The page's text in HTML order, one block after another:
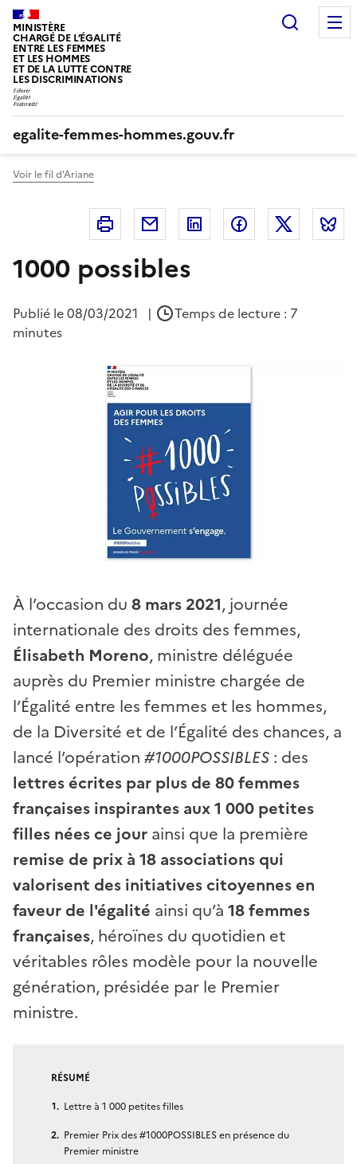
Panneau de gestion des cookies
MINISTÈRE
CHARGÉ DE L’ÉGALITÉ
ENTRE LES FEMMES
ET LES HOMMES
ET DE LA LUTTE CONTRE
LES DISCRIMINATIONS
egalite-femmes-hommes.gouv.fr
Voir le fil d'Ariane
Imprimer Courriel Linkedin FacebookTwitter
1000 possibles
Publié le08/03/2021 |
Temps de lecture : 7
minutes
À l’occasion du 8 mars 2021, journée
internationale des droits des femmes,
Élisabeth Moreno, ministre déléguée
auprès du Premier ministre chargée de
l’Égalité entre les femmes et les hommes,
de la Diversité et de l’Égalité des chances, a
lancé l’opération #1000POSSIBLES : des
lettres écrites par plus de 80 femmes
françaises inspirantes aux 1 000 petites
filles nées ce jour ainsi que la première
remise de prix à 18 associations qui
valorisent des initiatives citoyennes en
faveur de l'égalité ainsi qu’à 18 femmes
françaises, héroïnes du quotidien et
véritables rôles modèle pour la nouvelle
génération, présidée par le Premier
ministre.
RÉSUMÉ
Lettre à 1 000 petites filles
Premier Prix des #1000POSSIBLES en présence du
Premier ministre